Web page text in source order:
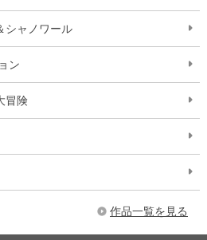
シャノワール
ン
冒険
作品一覧を見る